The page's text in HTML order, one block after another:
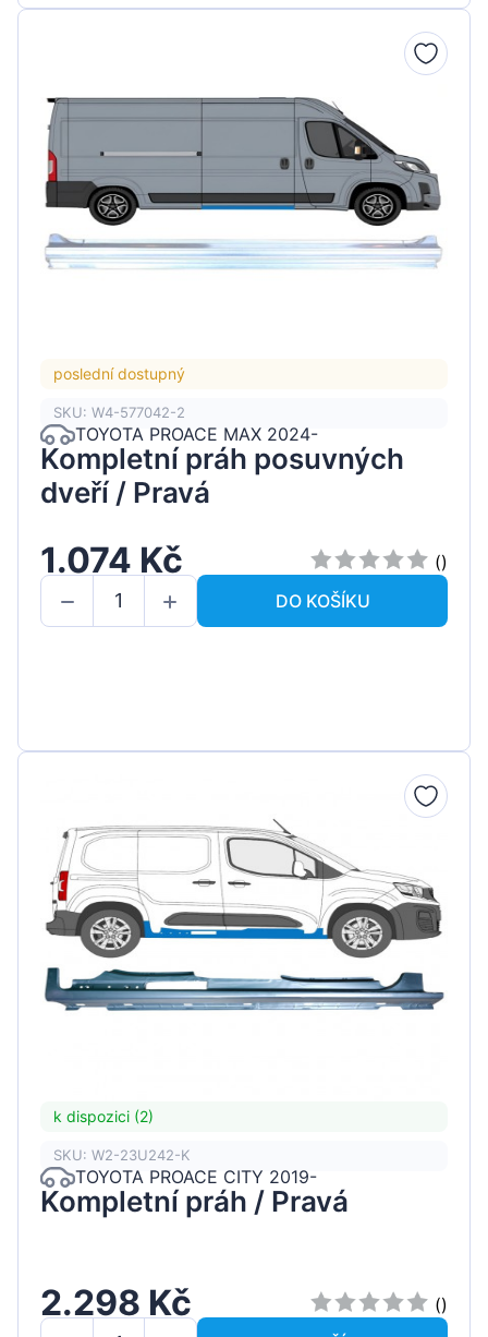
poslední dostupný
SKU: W4-577042-2
TOYOTA PROACE MAX 2024-
Kompletní práh posuvných
dveří / Pravá
1.074 Kč
()
DO KOŠÍKU
k dispozici (2)
SKU: W2-23U242-K
TOYOTA PROACE CITY 2019-
Kompletní práh / Pravá
2.298 Kč
()